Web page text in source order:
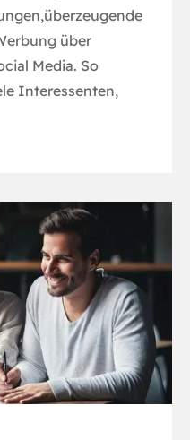
über
Media. So
Interessenten,